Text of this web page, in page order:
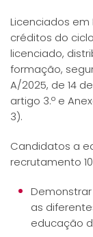
Licenciados
créditos do
licenciado,
formação,
A/2025, de 14
artigo 3.º e
3).
Candidatos a
recrutamento
as
educação